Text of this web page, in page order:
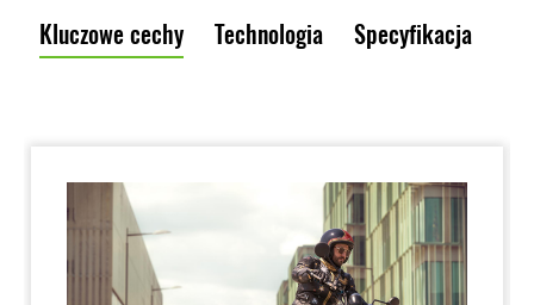
Kluczowe cechy Technologia Specyfikacja